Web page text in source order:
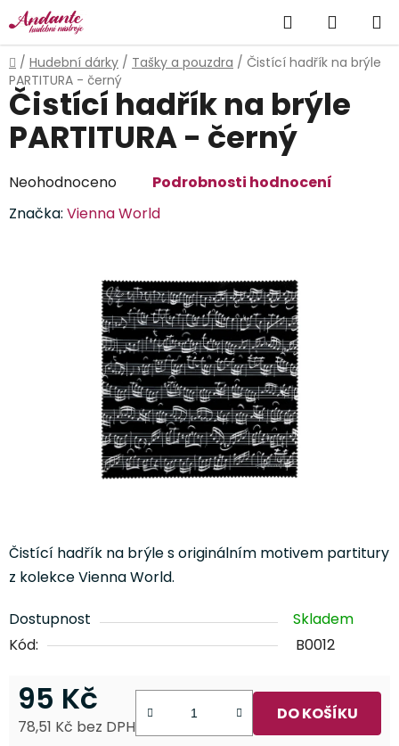
Přejít
na
obsah
Hledat
KOŠÍK
Domů
/ Hudební dárky / Tašky a pouzdra / Čistící hadřík na brýle
PARTITURA - černý
Čistící hadřík na brýle s originálním motivem partitury
z kolekce Vienna World.
Dostupnost
Skladem
Kód:
B0012
95 Kč
78,51 Kč bez DPH
DO KOŠÍKU
Čistící hadřík na brýle
PARTITURA - černý
Průměrné
produktu
Neohodnoceno
Podrobnosti hodnocení
Značka: Vienna World